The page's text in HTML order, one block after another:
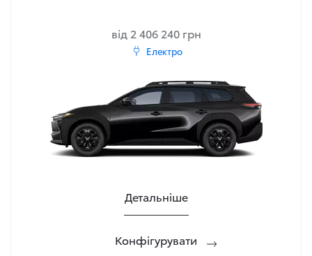
від 2 406 240 грн
Електро
Детальніше
Конфігурувати